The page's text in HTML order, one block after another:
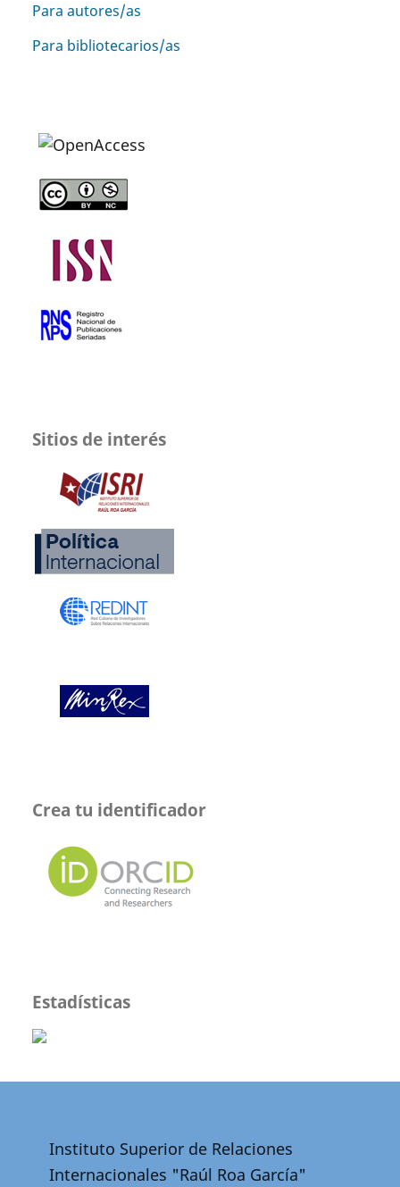
Para autores/as
Para bibliotecarios/as
Sitios de interés
Crea tu identificador
Estadísticas
Instituto Superior de Relaciones
Internacionales "Raúl Roa García"